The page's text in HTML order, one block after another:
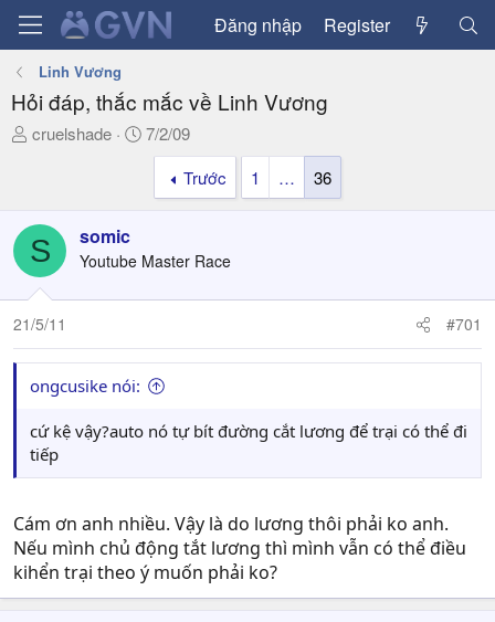
Đăng nhập Register
Linh Vương
Hỏi đáp, thắc mắc về Linh Vương
T
a
d
s
t
a
t
e
cruelshade
N
i
7/2/09
Trước
1 … 36
S somic
Youtube Master Race
21/5/11 #701
ongcusike nói:
cứ kệ vậy?auto nó tự bít đường cắt lương để trại có thể đi
tiếp
Cám ơn anh nhiều. Vậy là do lương thôi phải ko anh.
Nếu mình chủ động tắt lương thì mình vẫn có thể điều
kihển trại theo ý muốn phải ko?